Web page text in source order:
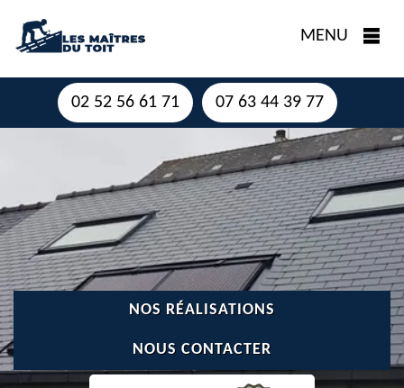
MENU
02 52 56 61 71 07 63 44 39 77
NOS RÉALISATIONS
NOUS CONTACTER